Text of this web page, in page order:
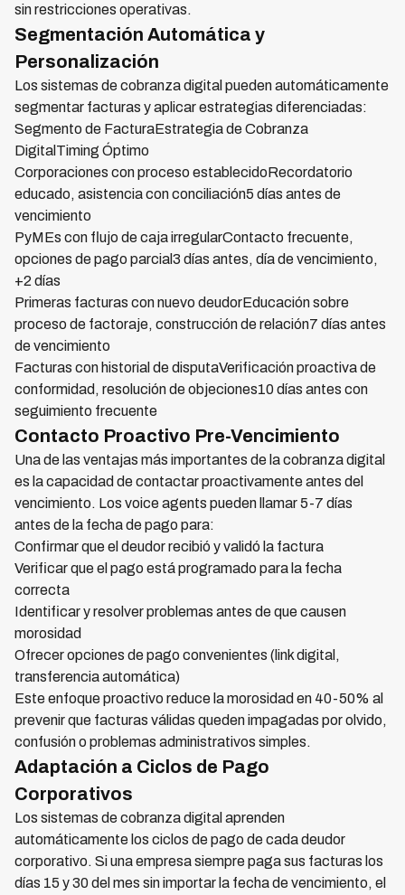
sin restricciones operativas.
Segmentación Automática y
Personalización
Los sistemas de cobranza digital pueden automáticamente
segmentar facturas y aplicar estrategias diferenciadas:
Segmento de FacturaEstrategia de Cobranza
DigitalTiming Óptimo
Corporaciones con proceso establecidoRecordatorio
educado, asistencia con conciliación5 días antes de
vencimiento
PyMEs con flujo de caja irregularContacto frecuente,
opciones de pago parcial3 días antes, día de vencimiento,
+2 días
Primeras facturas con nuevo deudorEducación sobre
proceso de factoraje, construcción de relación7 días antes
de vencimiento
Facturas con historial de disputaVerificación proactiva de
conformidad, resolución de objeciones10 días antes con
seguimiento frecuente
Contacto Proactivo Pre-Vencimiento
Una de las ventajas más importantes de la cobranza digital
es la capacidad de contactar proactivamente antes del
vencimiento. Los voice agents pueden llamar 5-7 días
antes de la fecha de pago para:
Confirmar que el deudor recibió y validó la factura
Verificar que el pago está programado para la fecha
correcta
Identificar y resolver problemas antes de que causen
morosidad
Ofrecer opciones de pago convenientes (link digital,
transferencia automática)
Este enfoque proactivo reduce la morosidad en 40-50% al
prevenir que facturas válidas queden impagadas por olvido,
confusión o problemas administrativos simples.
Adaptación a Ciclos de Pago
Corporativos
Los sistemas de cobranza digital aprenden
automáticamente los ciclos de pago de cada deudor
corporativo. Si una empresa siempre paga sus facturas los
días 15 y 30 del mes sin importar la fecha de vencimiento, el